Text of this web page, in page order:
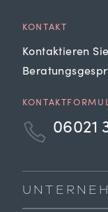
KONTAKT
Kontaktieren
06021